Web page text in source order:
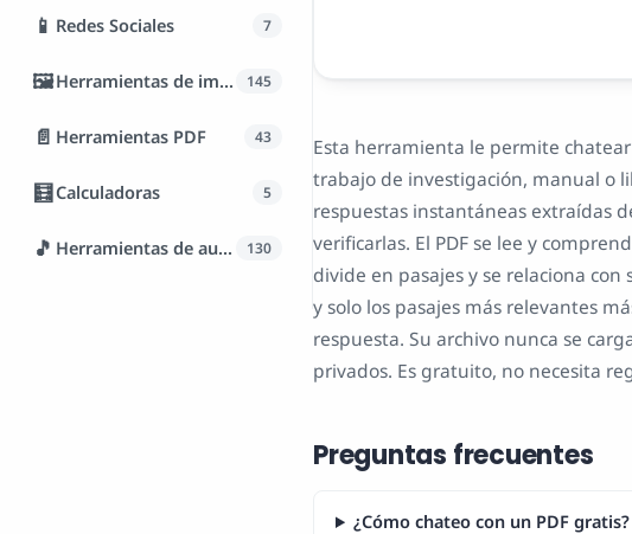
📱 Redes Sociales 7
🖼️ Herramientas de imagen 145
📄 Herramientas PDF 43
🧮Calculadoras 5
🎵 Herramientas de audio 130
Esta herramienta le permite
trabajo de investigación, manual o
respuestas instantáneas extraídas
verificarlas. El PDF se lee y
divide en pasajes y se relaciona
y solo los pasajes más relevantes
respuesta. Su archivo nunca se
privados. Es gratuito, no necesita
Preguntas frecuentes
¿Cómo chateo con un PDF gratis?